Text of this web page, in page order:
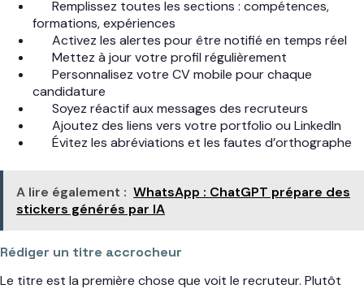
Remplissez toutes les sections : compétences,
formations, expériences
Activez les alertes pour être notifié en temps réel
Mettez à jour votre profil régulièrement
Personnalisez votre CV mobile pour chaque
candidature
Soyez réactif aux messages des recruteurs
Ajoutez des liens vers votre portfolio ou LinkedIn
Évitez les abréviations et les fautes d’orthographe
A lire également : WhatsApp : ChatGPT prépare des
stickers générés par IA
Rédiger un titre accrocheur
Le titre est la première chose que voit le recruteur. Plutôt